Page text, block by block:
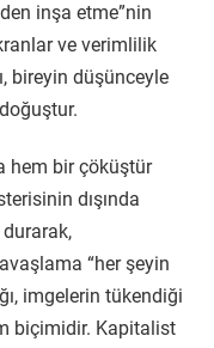
inşa etme”nin
ve verimlilik
bireyin düşünceyle
hem bir çöküştür
dışında
“her şeyin
imgelerin tükendiği
biçimidir. Kapitalist